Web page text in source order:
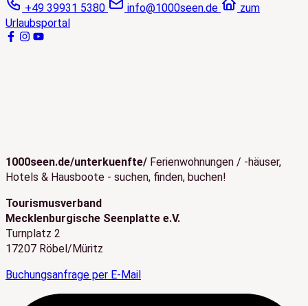
+49 39931 5380 info@1000seen.de
zum
Urlaubsportal
1000seen.de/unterkuenfte/ Ferienwohnungen / -häuser,
Hotels & Hausboote - suchen, finden, buchen!
Tourismusverband
Mecklenburgische Seenplatte e.V.
Turnplatz 2
17207 Röbel/Müritz
Buchungsanfrage per E-Mail